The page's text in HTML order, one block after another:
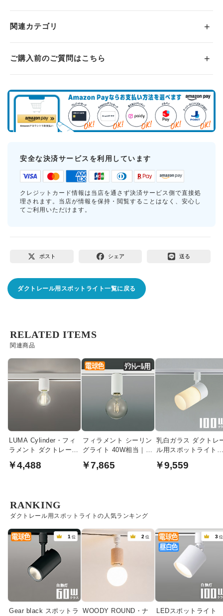
関連カテゴリ
ご購入前のご質問はこちら
安全な決済サービスを利用しています
クレジットカード情報は当店を通さず決済サービス側で直接処
理されます。当店が情報を保持・閲覧することはなく、安心し
てご利用いただけます。
ポスト シェア 送る
ダクトレール用スポットライト一覧に戻る
関連商品
RELATED ITEMS
LUMA Cylinder・フィ
ラメント ダクトレール
￥4,488
フィラメント シーリン
グライト 40W相当｜マ
￥7,865
乳白ガラス ダクトレ
ル用スポットライト
￥9,559
ダクトレール用スポットライトの人気ランキング
RANKING
1 位
Gear black スポットラ
2 位
WOODY ROUND・ナ
3 位
LEDスポットライト